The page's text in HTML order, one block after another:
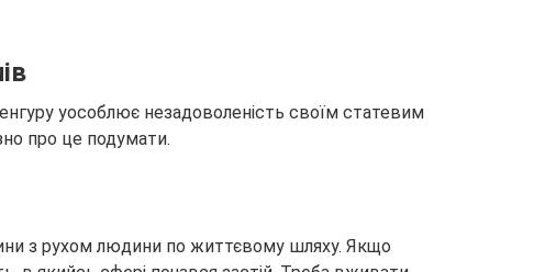
уособлює незадоволеність своїм статевим
про це подумати.
з рухом людини по життєвому шляху. Якщо